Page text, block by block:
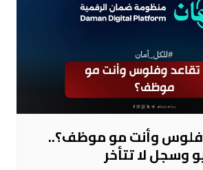
وأنت مو موظف؟..
وسجل لا تتأخر